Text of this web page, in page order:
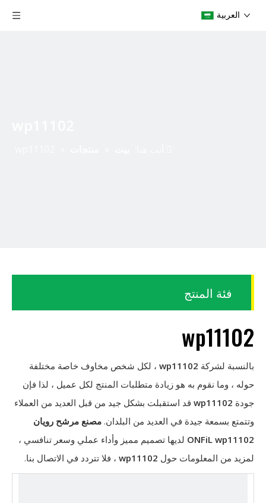
العربية
فئة المنتج
wp11102
بالنسبة لشركة wp11102 ، لكل شخص مخاوف خاصة مختلفة
حوله ، وما نقوم به هو زيادة متطلبات المنتج لكل عميل ، لذا فإن
جودة wp11102 قد استقبلت بشكل جيد من قبل العديد من العملاء
وتتمتع بسمعة جيدة في العديد من البلدان. مصنع مرشح رويان
ONFiL wp11102
لديها تصميم مميز وأداء عملي وسعر تنافسي ،
لمزيد من المعلومات حول wp11102 ، فلا تتردد في الاتصال بنا.